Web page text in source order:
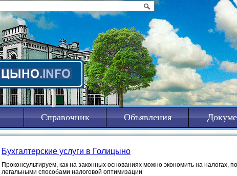
Справочник Объявления
Бухгалтерские услуги в Голицыно
Проконсультируем, как на законных основаниях можно экономить на налогах,
легальными способами налоговой оптимизации